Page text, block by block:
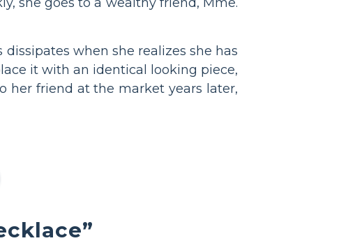
when she realizes she has
it with an identical looking piece,
her friend at the market years later,